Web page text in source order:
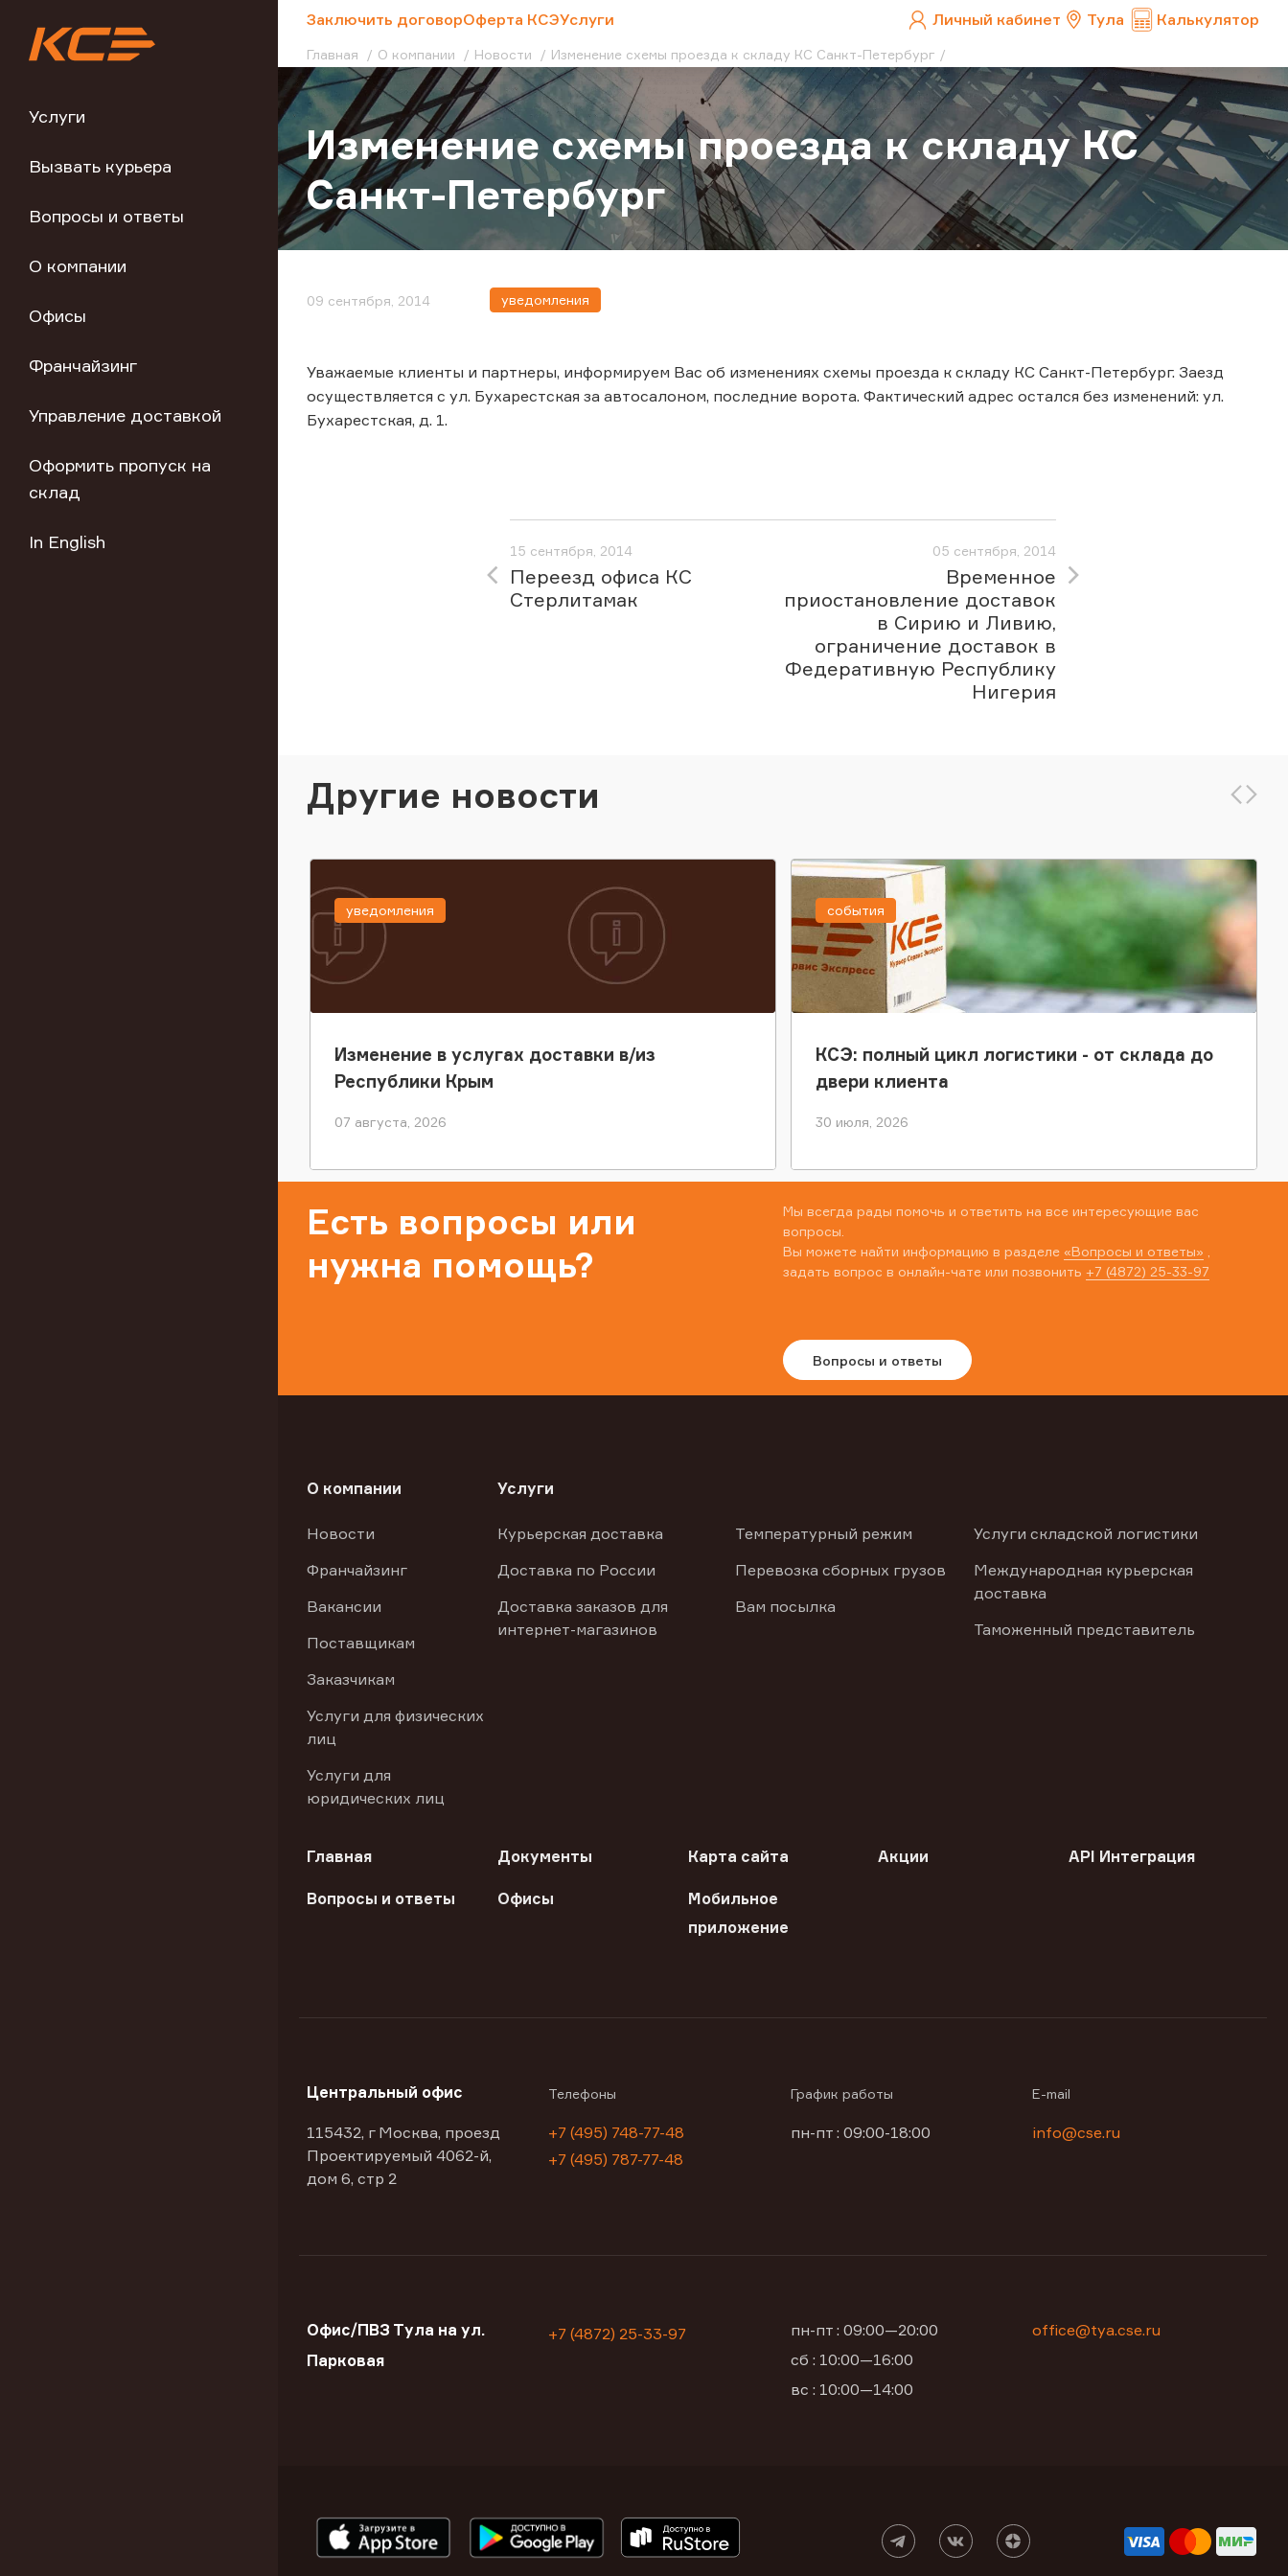
Услуги
Вызвать курьера
Вопросы и ответы
О компании
Офисы
Франчайзинг
Управление доставкой
Оформить пропуск на
склад
In English
Заключить договорОферта КСЭУслуги Личный кабинет Тула Калькулятор
Главная О компании Новости Изменение схемы проезда к складу КС Санкт-Петербург
Изменение схемы проезда к складу КС
Санкт-Петербург
09 сентября, 2014 уведомления
Уважаемые клиенты и партнеры, информируем Вас об изменениях схемы проезда к складу КС Санкт-Петербург. Заезд
осуществляется с ул. Бухарестская за автосалоном, последние ворота. Фактический адрес остался без изменений: ул.
Бухарестская, д. 1.
15 сентября, 2014
Переезд офиса КС
Стерлитамак
05 сентября, 2014
Временное
приостановление доставок
в Сирию и Ливию,
ограничение доставок в
Федеративную Республику
Нигерия
Другие новости
Изменение в услугах доставки в/из
Республики Крым
07 августа, 2026
уведомления
КСЭ: полный цикл логистики - от склада до
двери клиента
30 июля, 2026
события
Есть вопросы или
нужна помощь?
Мы всегда рады помочь и ответить на все интересующие вас
вопросы.
Вы можете найти информацию в разделе «Вопросы и ответы»
задать вопрос в онлайн-чате или позвонить +7 (4872) 25-33-97
Вопросы и ответы
О компании
Новости
Франчайзинг
Вакансии
Поставщикам
Заказчикам
Услуги для физических
лиц
Услуги для
юридических лиц
Услуги
Курьерская доставка
Доставка по России
Доставка заказов для
интернет-магазинов
Температурный режим
Перевозка сборных грузов
Вам посылка
Услуги складской логистики
Международная курьерская
доставка
Таможенный представитель
Главная Документы Карта сайта Акции API Интеграция
Вопросы и ответы Офисы
Мобильное
приложение
Центральный офис
115432, г Москва, проезд
Проектируемый 4062-й,
дом 6, стр 2
Телефоны
+7 (495) 748-77-48
+7 (495) 787-77-48
График работы
пн-пт : 09:00-18:00
E-mail
info@cse.ru
Офис/ПВЗ Тула на ул.
Парковая
+7 (4872) 25-33-97
пн-пт : 09:00—20:00
сб : 10:00—16:00
вс : 10:00—14:00
office@tya.cse.ru